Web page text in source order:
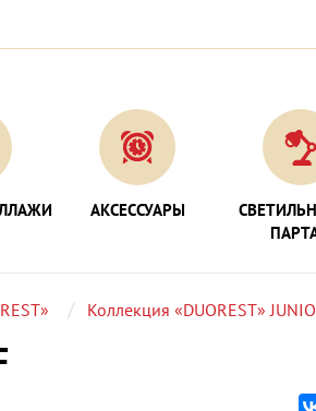
АКСЕССУАРЫ
Коллекция «DUOREST»